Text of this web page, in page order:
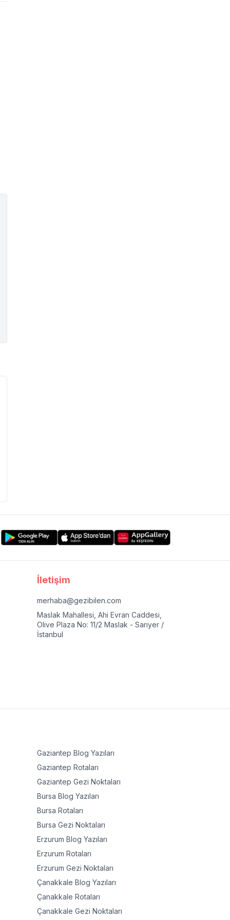
İletişim
merhaba@gezibilen.com
Maslak Mahallesi, Ahi Evran Caddesi,
Olive Plaza No: 11/2 Maslak - Sarıyer /
İstanbul
Gaziantep Blog Yazıları
Gaziantep Rotaları
Gaziantep Gezi Noktaları
Bursa Blog Yazıları
Bursa Rotaları
Bursa Gezi Noktaları
Erzurum Blog Yazıları
Erzurum Rotaları
Erzurum Gezi Noktaları
Çanakkale Blog Yazıları
Çanakkale Rotaları
Çanakkale Gezi Noktaları